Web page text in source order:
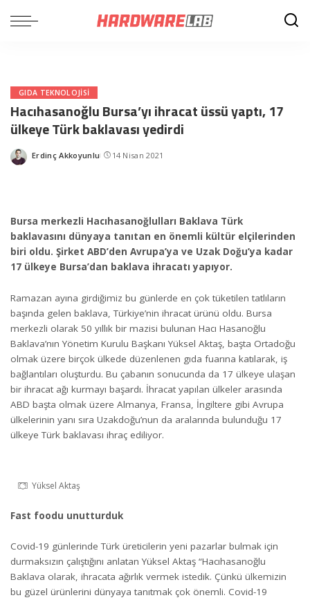
GIDA TEKNOLOJISI
Hacıhasanoğlu Bursa’yı ihracat üssü yaptı, 17
ülkeye Türk baklavası yedirdi
Posted
Erdinç Akkoyunlu 14 Nisan 2021
Bursa merkezli Hacıhasanoğlulları Baklava Türk
baklavasını dünyaya tanıtan en önemli kültür elçilerinden
biri oldu. Şirket ABD’den Avrupa’ya ve Uzak Doğu’ya kadar
17 ülkeye Bursa’dan baklava ihracatı yapıyor.
Ramazan ayına girdiğimiz bu günlerde en çok tüketilen tatlıların
başında gelen baklava, Türkiye’nin ihracat ürünü oldu. Bursa
merkezli olarak 50 yıllık bir mazisi bulunan Hacı Hasanoğlu
Baklava’nın Yönetim Kurulu Başkanı Yüksel Aktaş, başta Ortadoğu
olmak üzere birçok ülkede düzenlenen gıda fuarına katılarak, iş
bağlantıları oluşturdu. Bu çabanın sonucunda da 17 ülkeye ulaşan
bir ihracat ağı kurmayı başardı. İhracat yapılan ülkeler arasında
ABD başta olmak üzere Almanya, Fransa, İngiltere gibi Avrupa
ülkelerinin yanı sıra Uzakdoğu’nun da aralarında bulunduğu 17
ülkeye Türk baklavası ihraç ediliyor.
Yüksel Aktaş
Fast foodu unutturduk
Covid-19 günlerinde Türk üreticilerin yeni pazarlar bulmak için
durmaksızın çalıştığını anlatan Yüksel Aktaş “Hacıhasanoğlu
Baklava olarak, ihracata ağırlık vermek istedik. Çünkü ülkemizin
bu güzel ürünlerini dünyaya tanıtmak çok önemli. Covid-19